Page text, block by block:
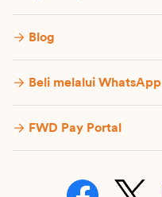
Blog
Beli melalui WhatsApp
FWD Pay Portal